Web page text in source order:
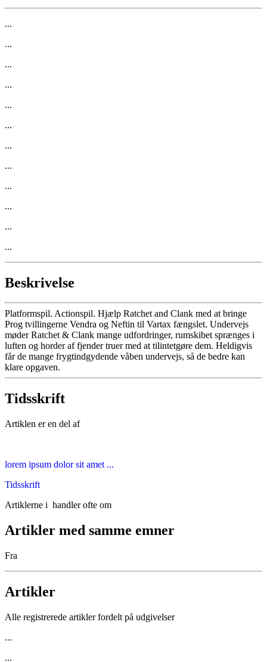
...
...
...
...
...
...
...
...
...
...
...
...
Beskrivelse
Platformspil. Actionspil. Hjælp Ratchet and Clank med at bringe
Prog tvillingerne Vendra og Neftin til Vartax fængslet. Undervejs
møder Ratchet & Clank mange udfordringer, rumskibet sprænges i
luften og horder af fjender truer med at tilintetgøre dem. Heldigvis
får de mange frygtindgydende våben undervejs, så de bedre kan
klare opgaven.
Tidsskrift
Artiklen er en del af
lorem ipsum dolor sit amet ...
Tidsskrift
Artiklerne i handler ofte om
Artikler med samme emner
Fra
Artikler
Alle registrerede artikler fordelt på udgivelser
...
...